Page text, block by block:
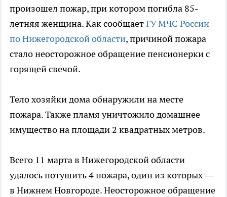
произошел пожар, при котором погибла 85-
летняя женщина. Как сообщаетГУ МЧС России
по Нижегородской области, причиной пожара
стало неосторожное обращение пенсионерки с
горящей свечой.
Тело хозяйки дома обнаружили на месте
пожара. Также пламя уничтожило домашнее
имущество на площади 2 квадратных метров.
Всего 11 марта в Нижегородской области
удалось потушить 4 пожара, один из которых —
в Нижнем Новгороде. Неосторожное обращение